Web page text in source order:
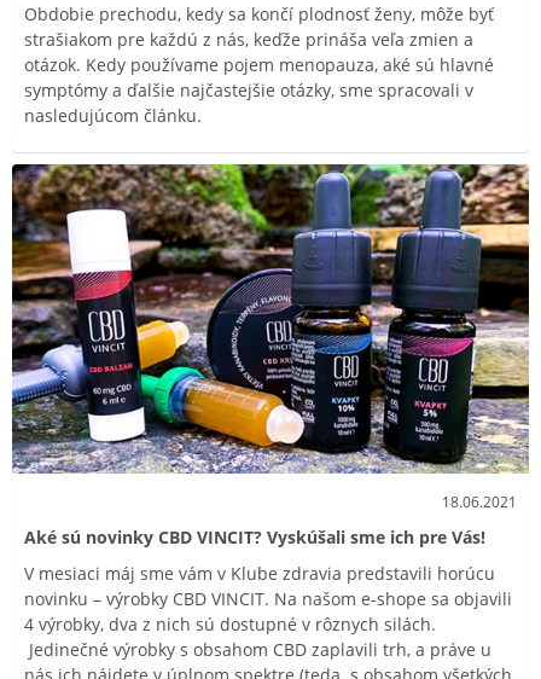
Obdobie prechodu, kedy sa končí plodnosť ženy, môže byť
strašiakom pre každú z nás, keďže prináša veľa zmien a
otázok. Kedy používame pojem menopauza, aké sú hlavné
symptómy a ďalšie najčastejšie otázky, sme spracovali v
nasledujúcom článku.
18.06.2021
Aké sú novinky CBD VINCIT? Vyskúšali sme ich pre Vás!
V mesiaci máj sme vám v Klube zdravia predstavili horúcu
novinku – výrobky CBD VINCIT. Na našom e-shope sa objavili
4 výrobky, dva z nich sú dostupné v rôznych silách.
Jedinečné výrobky s obsahom CBD zaplavili trh, a práve u
nás ich nájdete v úplnom spektre (teda s obsahom všetkých